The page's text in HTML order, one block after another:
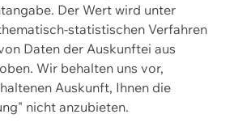
Der Wert wird unter
statistischen Verfahren
Daten der Auskunftei aus
Wir behalten uns vor,
Auskunft, Ihnen die
nicht anzubieten.